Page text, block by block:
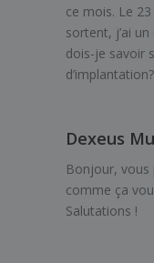
ce mois. Le
sortent, j’ai
dois-je savoir
d’implantation?
Dexeus
Bonjour, vous
comme ça
Salutations !